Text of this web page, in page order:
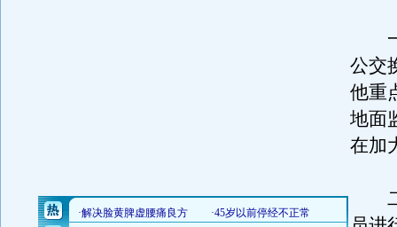
一
公交
他重
地面
在加
二